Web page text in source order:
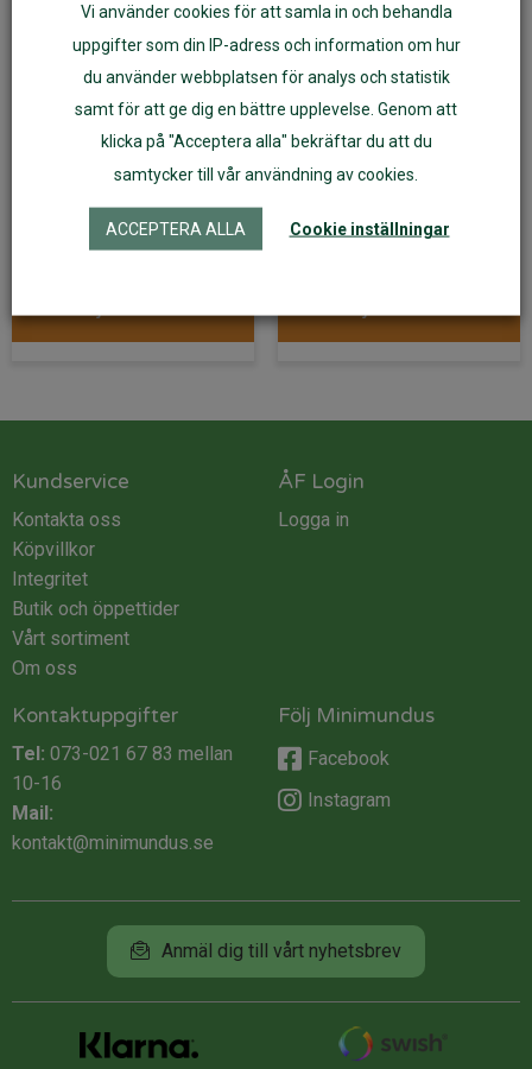
Carriwell gravid- och
amningsbh sömlös
svart
349kr
Carriwell gravid- och
349kr
Kundservice
Kontakta oss
Köpvillkor
Integritet
Butik och öppettider
Vårt sortiment
Om oss
ÅF Login
Logga in
Kontaktuppgifter
Tel: 073-021 67 83 mellan
10-16
Mail:
kontakt@minimundus.se
Följ Minimundus
Facebook
Instagram
Anmäl dig till vårt nyhetsbrev
Vi använder cookies för att samla in och behandla
uppgifter som din IP-adress och information om hur
du använder webbplatsen för analys och statistik
samt för att ge dig en bättre upplevelse. Genom att
klicka på "Acceptera alla" bekräftar du att du
samtycker till vår användning av cookies.
ACCEPTERA ALLA Cookie inställningar